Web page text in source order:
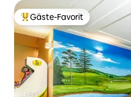
Beliebter Gäste-Favorit.
Gäste-Favorit